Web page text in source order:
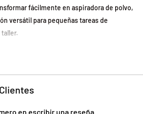
fácilmente en aspiradora de polvo,
versátil para pequeñas tareas de
es ligera, fácil de usar y segura,
manera rápida y eficiente, ya sea en
Ideal para quienes buscan un equipo
en escribir una reseña